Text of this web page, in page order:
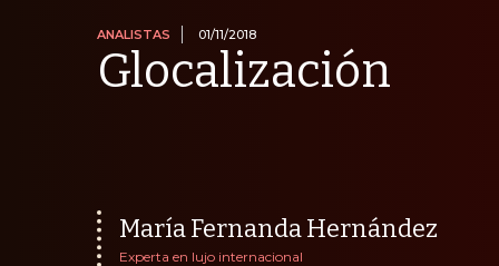
ANALISTAS 01/11/2018
Glocalización
María Fernanda Hernández
Experta en lujo internacional